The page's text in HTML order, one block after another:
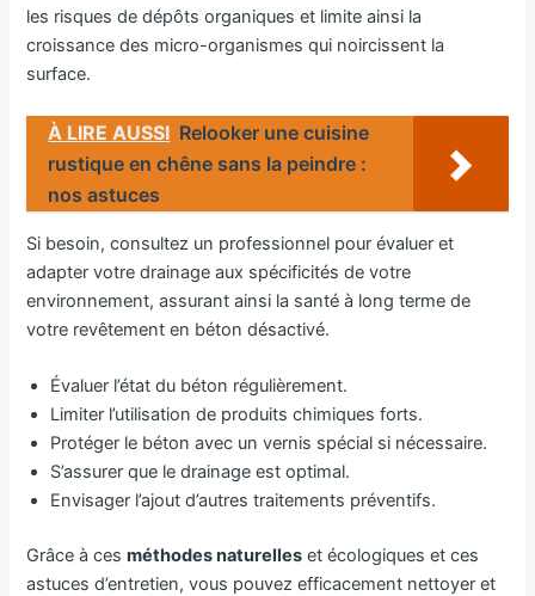
les risques de dépôts organiques et limite ainsi la
croissance des micro-organismes qui noircissent la
surface.
À LIRE AUSSI Relooker une cuisine
rustique en chêne sans la peindre :
nos astuces
Si besoin, consultez un professionnel pour évaluer et
adapter votre drainage aux spécificités de votre
environnement, assurant ainsi la santé à long terme de
votre revêtement en béton désactivé.
Évaluer l’état du béton régulièrement.
Limiter l’utilisation de produits chimiques forts.
Protéger le béton avec un vernis spécial si nécessaire.
S’assurer que le drainage est optimal.
Envisager l’ajout d’autres traitements préventifs.
Grâce à cesméthodes naturelles et écologiques et ces
astuces d’entretien, vous pouvez efficacement nettoyer et